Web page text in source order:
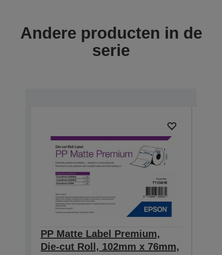
Andere producten in de
serie
PP Matte Label Premium,
Die-cut Roll, 102mm x 76mm,